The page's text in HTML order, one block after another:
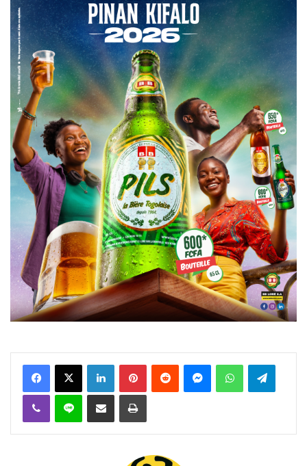
FacebookX Linkedin PinterestReddit MessengerWhatsAppTelegram
Viber Ligne Partager par email Imprimer